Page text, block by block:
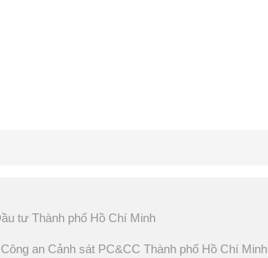
tư Thành phố Hồ Chí Minh
an Cảnh sát PC&CC Thành phố Hồ Chí Minh